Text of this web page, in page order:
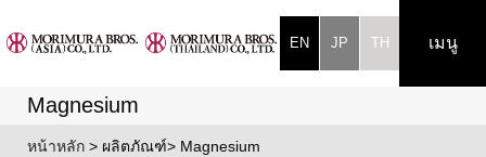
EN JP TH เมนู
Magnesium
หน้าหลัก > ผลิตภัณฑ์> Magnesium